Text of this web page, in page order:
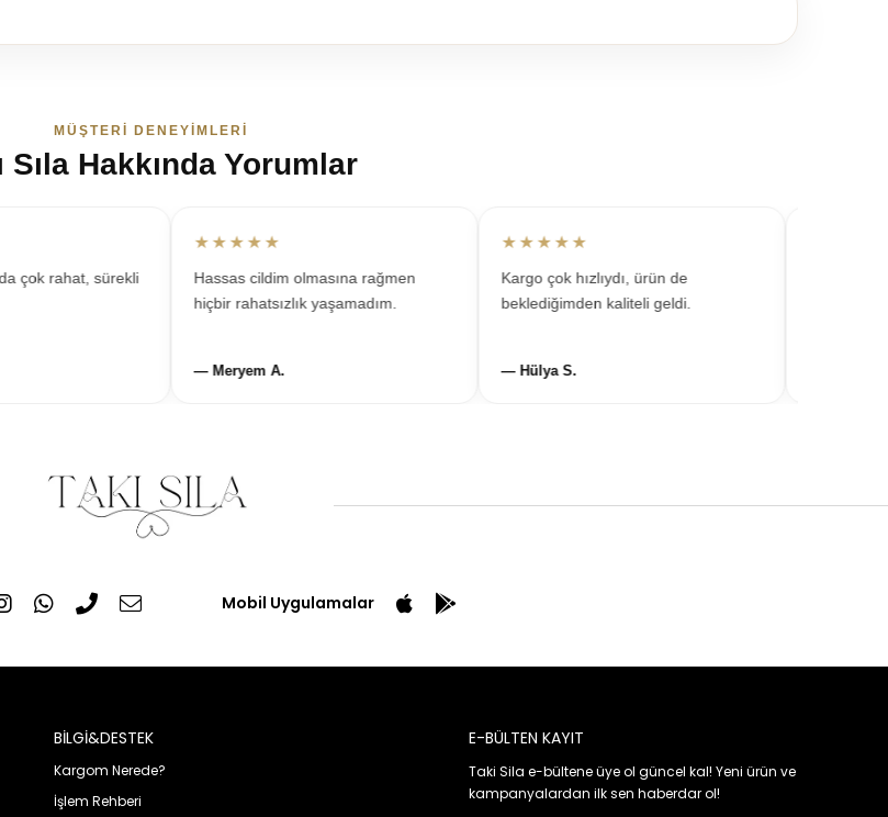
MÜŞTERI DENEYIMLERI
Sıla Hakkında Yorumlar
çok rahat, sürekli
★★★★★
Hassas cildim olmasına rağmen
hiçbir rahatsızlık yaşamadım.
— Meryem A.
★★★★★
Kargo çok hızlıydı, ürün de
beklediğimden kaliteli geldi.
— Hülya S.
Mobil Uygulamalar
BİLGİ&DESTEK
Kargom Nerede?
İşlem Rehberi
E-BÜLTEN KAYIT
Taki Sila e-bültene üye ol güncel kal! Yeni ürün ve
kampanyalardan ilk sen haberdar ol!